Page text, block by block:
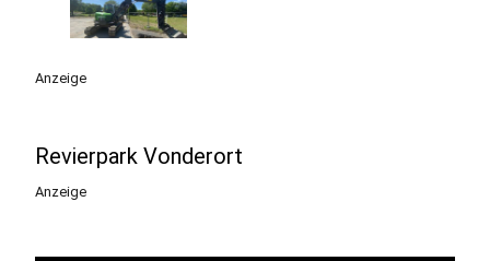
Anzeige
Revierpark Vonderort
Anzeige